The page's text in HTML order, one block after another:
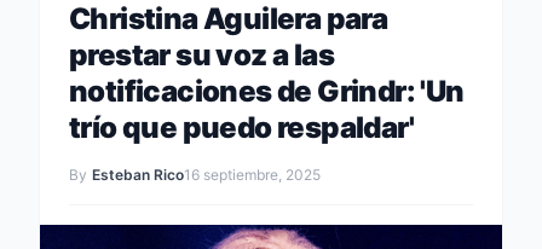
Christina Aguilera para
prestar su voz a las
notificaciones de Grindr: 'Un
trío que puedo respaldar'
By Esteban Rico16 septiembre, 2025